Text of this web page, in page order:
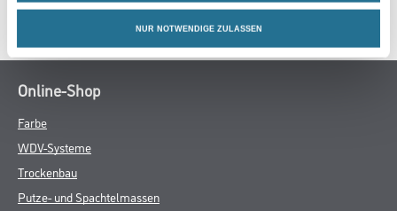
NUR NOTWENDIGE ZULASSEN
SPEZIFIKATIONEN
Online-Shop
Farbe
WDV-Systeme
Trockenbau
Putze- und Spachtelmassen